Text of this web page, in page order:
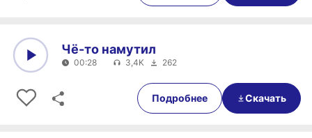
00:28
Чё-то намутил
00:28 3,4K 262
Подробнее Скачать